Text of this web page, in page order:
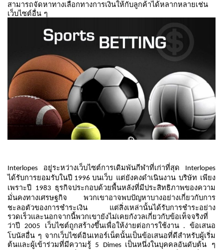
สามารถจัดหาทางเลือกทางการเงินให้กับลูกค้าได้หลากหลายเช่น
เว็บไซต์อื่น ๆ
Interlopes อยู่ระหว่างเว็บไซต์การเดิมพันกีฬาที่เก่าที่สุด Interlopes
ได้รับการยอมรับในปี 1996บนเว็บ แต่ยังคงดำเนินงาน บริษัท เพียง
เพราะปี 1983 ธุรกิจประกอบด้วยพื้นหลังที่มีประสิทธิภาพของความ
มั่นคงทางเศรษฐกิจ
พวกเขาอาจพบปัญหาบางอย่างเกี่ยวกับการ
ชะลอตัวของการชำระเงิน
แต่สิ่งเหล่านั้นได้รับการชำระอย่าง
รวดเร็วและนอกจากนี้พวกเขายังไม่เคยกังวลเกี่ยวกับข้อเท็จจริงที่
ว่าปี 2005 เว็บไซต์ถูกสร้างขึ้นเพื่อให้ง่ายต่อการใช้งาน. ข้อเสนอ
โบนัสอื่น ๆ จากเว็บไซต์อินเทอร์เน็ตนั้นเป็นข้อเสนอที่ดีสำหรับผู้เริ่ม
ต้นและผู้เข้าร่วมที่มีความรู้ 5 Dimes เป็นหนึ่งในบุคคลอันดับต้น
ๆ